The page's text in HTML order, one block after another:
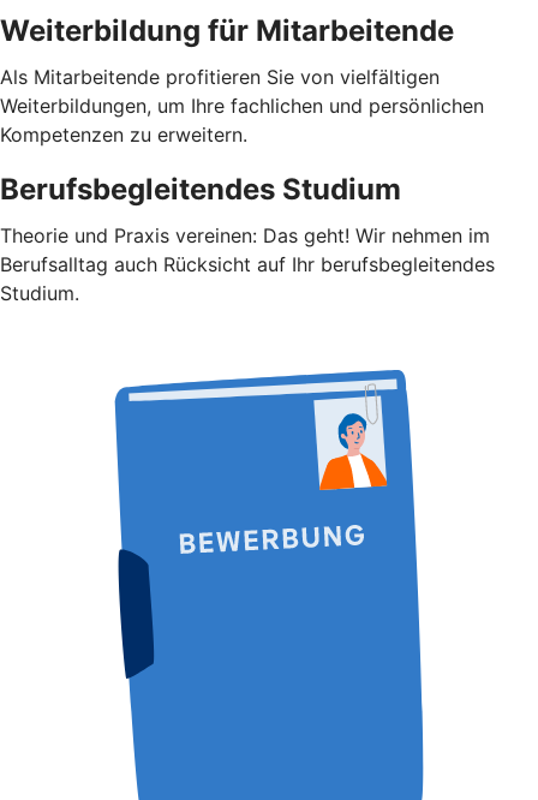
Weiterbildung für Mitarbeitende
Als Mitarbeitende profitieren Sie von vielfältigen
Weiterbildungen, um Ihre fachlichen und persönlichen
Kompetenzen zu erweitern.
Berufsbegleitendes Studium
Theorie und Praxis vereinen: Das geht! Wir nehmen im
Berufsalltag auch Rücksicht auf Ihr berufsbegleitendes
Studium.